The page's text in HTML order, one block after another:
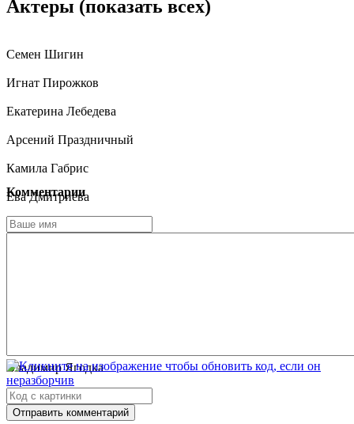
Актеры (показать всех)
Семен Шигин
Игнат Пирожков
Екатерина Лебедева
Арсений Праздничный
Камила Габрис
Ева Дмитриева
Кирилл Лебедев
Владимир Ягодка
Дмитрий Стружанов
Комментарии
Отправить комментарий